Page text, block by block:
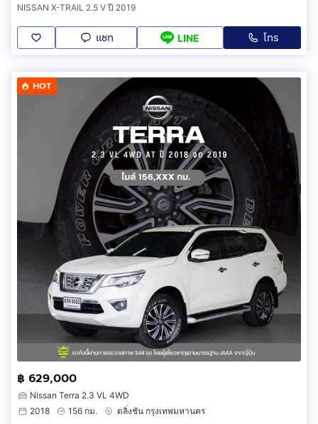
NISSAN X-TRAIL 2.5 V ปี 2019
แชท LINE โทร
HOT
฿ 629,000
Nissan Terra 2.3 VL 4WD
2018
156 กม.
ตลิ่งชัน กรุงเทพมหานคร